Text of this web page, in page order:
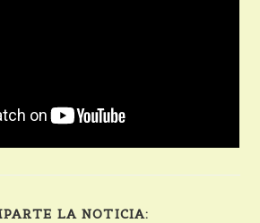
LA NOTICIA: